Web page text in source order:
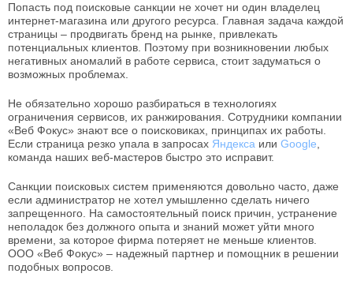
Попасть под поисковые санкции не хочет ни один владелец
интернет-магазина или другого ресурса. Главная задача каждой
страницы – продвигать бренд на рынке, привлекать
потенциальных клиентов. Поэтому при возникновении любых
негативных аномалий в работе сервиса, стоит задуматься о
возможных проблемах.
Не обязательно хорошо разбираться в технологиях
ограничения сервисов, их ранжирования. Сотрудники компании
«Веб Фокус» знают все о поисковиках, принципах их работы.
Если страница резко упала в запросах Яндекса или Google
команда наших веб-мастеров быстро это исправит.
Санкции поисковых систем применяются довольно часто, даже
если администратор не хотел умышленно сделать ничего
запрещенного. На самостоятельный поиск причин, устранение
неполадок без должного опыта и знаний может уйти много
времени, за которое фирма потеряет не меньше клиентов.
ООО «Веб Фокус» – надежный партнер и помощник в решении
подобных вопросов.